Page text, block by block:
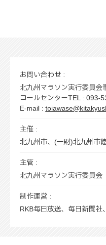
お問い合わせ :
北九州マラソン実行委員会
コールセンターTEL : 093-
E-mail :
主催 :
北九州市、(一財)北九州市
主管 :
北九州マラソン実行委員会
制作運営 :
RKB毎日放送、毎日新聞社